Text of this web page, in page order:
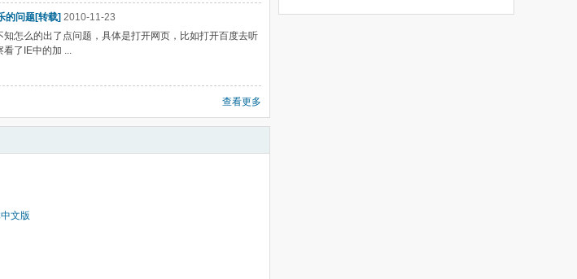
的问题[转载] 2010-11-23
怎么的出了点问题，具体是打开网页，比如打开百度去听
了IE中的加 ...
查看更多
文版